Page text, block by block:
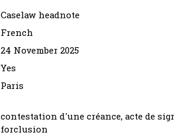
Caselaw headnote
French
24 November 2025
Yes
Paris
contestation d'une créance, acte de
forclusion